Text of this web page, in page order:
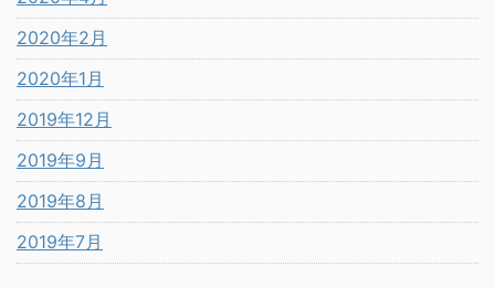
2020年2月
2020年1月
2019年12月
2019年9月
2019年8月
2019年7月